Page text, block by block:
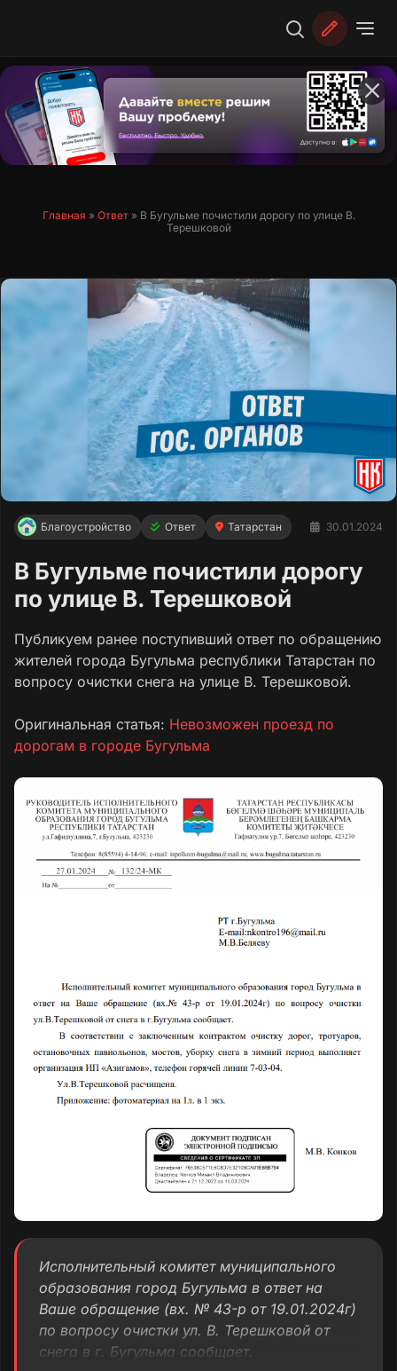
Главная » Ответ» В Бугульме почистили дорогу по улице В.
Терешковой
Благоустройство Ответ Татарстан 30.01.2024
В Бугульме почистили дорогу
по улице В. Терешковой
Публикуем ранее поступивший ответ по обращению
жителей города Бугульма республики Татарстан по
вопросу очистки снега на улице В. Терешковой.
Оригинальная статья: Невозможен проезд по
дорогам в городе Бугульма
Исполнительный комитет муниципального
образования город Бугульма в ответ на
Ваше обращение (вх. № 43-р от 19.01.2024г)
по вопросу очистки ул. В. Терешковой от
снега в г. Бугульма сообщает.